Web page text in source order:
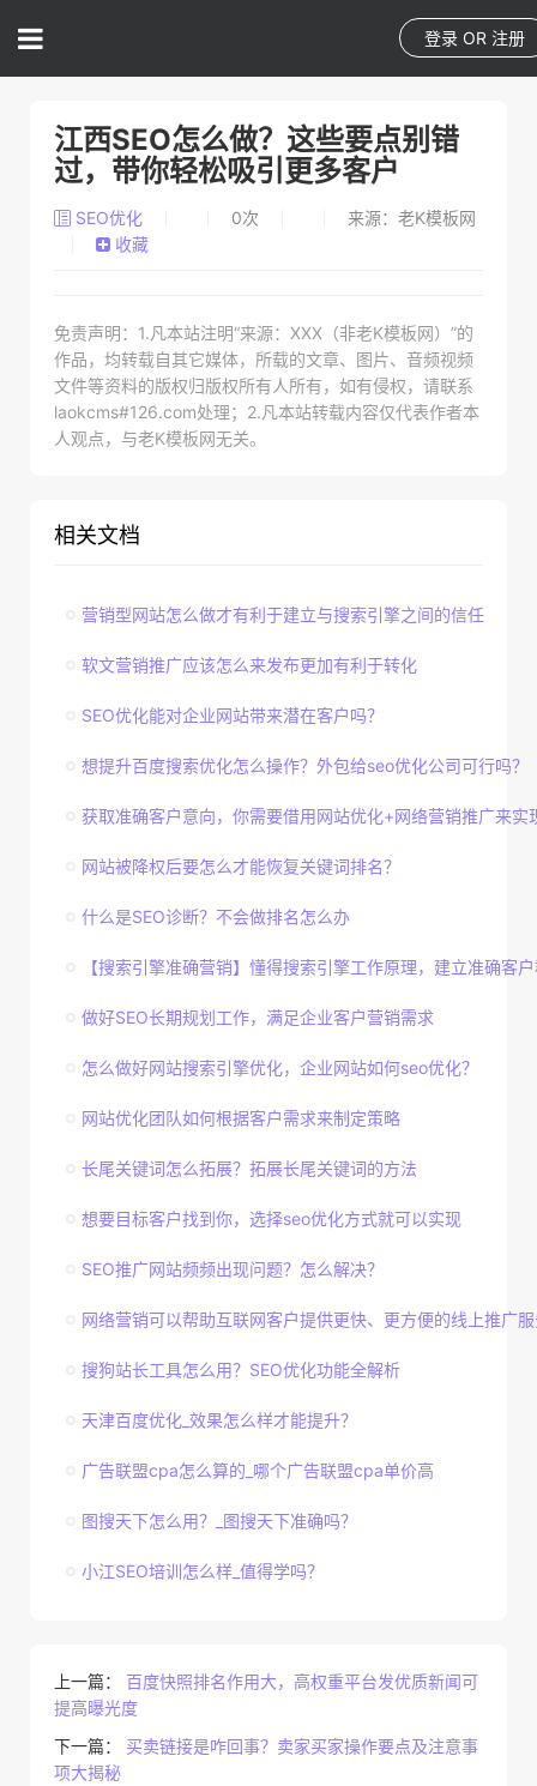
登录 OR 注册
江西SEO怎么做？这些要点别错
过，带你轻松吸引更多客户
SEO优化 0次
来源：老K模板网
收藏
免责声明：1.凡本站注明“来源：XXX（非老K模板网）”的
作品，均转载自其它媒体，所载的文章、图片、音频视频
文件等资料的版权归版权所有人所有，如有侵权，请联系
laokcms#126.com处理；2.凡本站转载内容仅代表作者本
人观点，与老K模板网无关。
相关文档
营销型网站怎么做才有利于建立与搜索引擎之间的信任
软文营销推广应该怎么来发布更加有利于转化
SEO优化能对企业网站带来潜在客户吗？
想提升百度搜索优化怎么操作？外包给seo优化公司可行吗？
获取准确客户意向，你需要借用网站优化+网络营销推广来实
网站被降权后要怎么才能恢复关键词排名？
什么是SEO诊断？不会做排名怎么办
【搜索引擎准确营销】懂得搜索引擎工作原理，建立准确客
做好SEO长期规划工作，满足企业客户营销需求
怎么做好网站搜索引擎优化，企业网站如何seo优化？
网站优化团队如何根据客户需求来制定策略
长尾关键词怎么拓展？拓展长尾关键词的方法
想要目标客户找到你，选择seo优化方式就可以实现
SEO推广网站频频出现问题？怎么解决？
网络营销可以帮助互联网客户提供更快、更方便的线上推广
搜狗站长工具怎么用？SEO优化功能全解析
天津百度优化_效果怎么样才能提升？
广告联盟cpa怎么算的_哪个广告联盟cpa单价高
图搜天下怎么用？_图搜天下准确吗？
小江SEO培训怎么样_值得学吗？
上一篇： 百度快照排名作用大，高权重平台发优质新闻可
提高曝光度
下一篇： 买卖链接是咋回事？卖家买家操作要点及注意事
项大揭秘